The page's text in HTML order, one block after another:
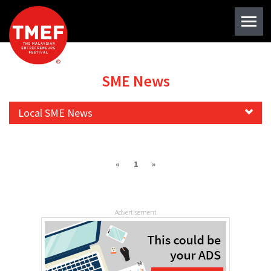
SME News
Local SME News
« 1 »
Advertisement